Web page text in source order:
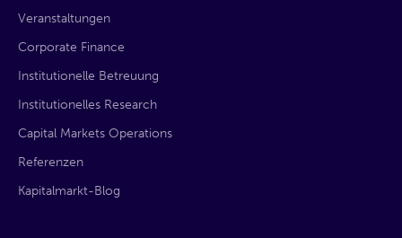
Veranstaltungen
Corporate Finance
Institutionelle Betreuung
Institutionelles Research
Capital Markets Operations
Referenzen
Kapitalmarkt-Blog